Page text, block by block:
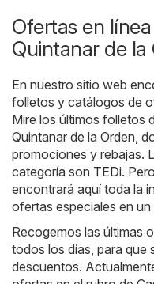
Ofertas en
Quintanar de la
En nuestro sitio web
folletos y catálogos de
Mire los últimos folletos
Quintanar de la Orden,
promociones y rebajas.
categoría son TEDi.
encontrará aquí toda la
ofertas especiales en un
Recogemos las últimas
todos los días, para que
descuentos.